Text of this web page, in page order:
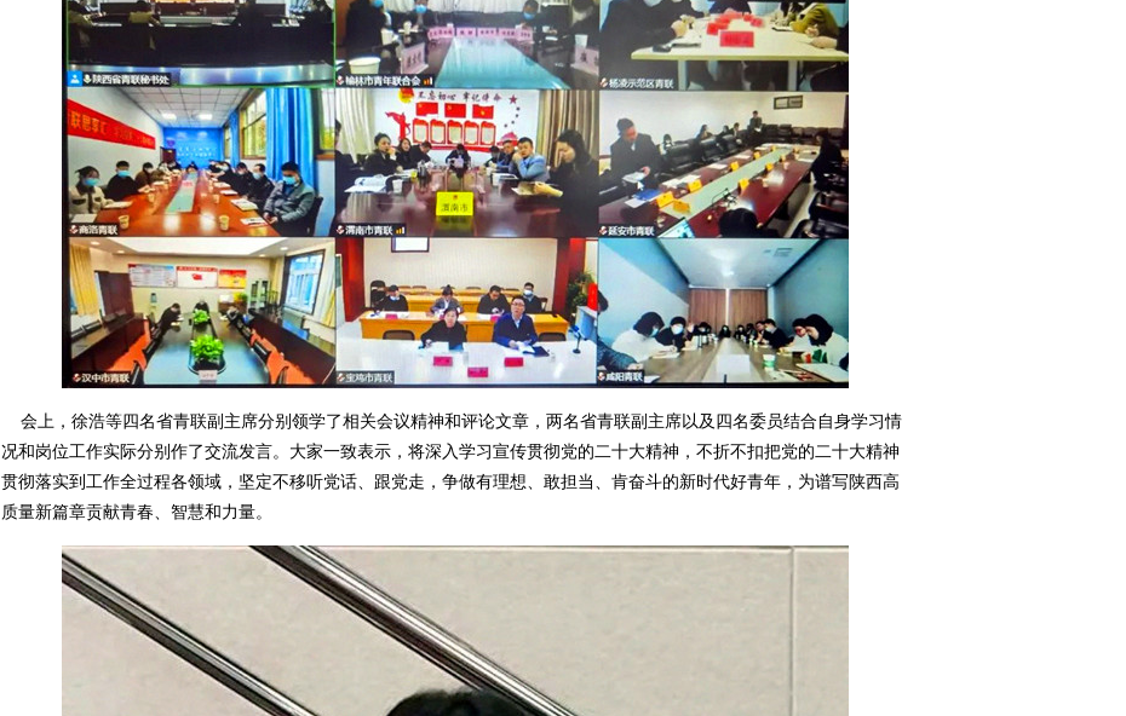
会上，徐浩等四名省青联副主席分别领学了相关会议精神和评论文章，两名省青联副主席以及四名委员结合自身学习情
况和岗位工作实际分别作了交流发言。大家一致表示，将深入学习宣传贯彻党的二十大精神，不折不扣把党的二十大精神
贯彻落实到工作全过程各领域，坚定不移听党话、跟党走，争做有理想、敢担当、肯奋斗的新时代好青年，为谱写陕西高
质量新篇章贡献青春、智慧和力量。